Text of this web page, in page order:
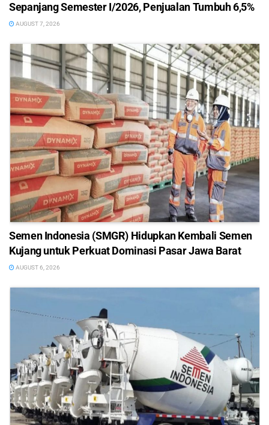
Sepanjang Semester I/2026, Penjualan Tumbuh 6,5%
AUGUST 7, 2026
Semen Indonesia (SMGR) Hidupkan Kembali Semen
Kujang untuk Perkuat Dominasi Pasar Jawa Barat
AUGUST 6, 2026